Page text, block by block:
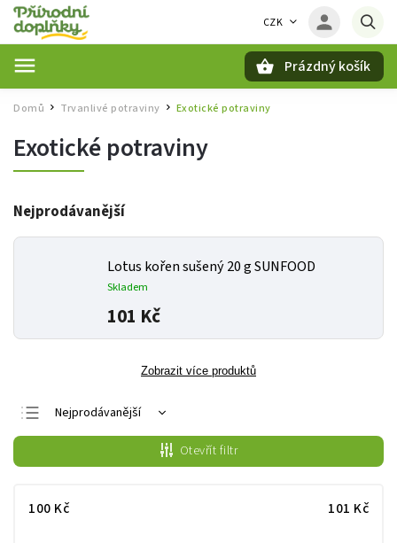
CZK
Prázdný košík
Domů / Trvanlivé potraviny Exotické potraviny
Exotické potraviny
Nejprodávanější
Lotus kořen sušený 20 g SUNFOOD
Skladem
101 Kč
Zobrazit více produktů
Nejprodávanější
Nejlevnější
Nejdražší
Abecedně
Otevřít filtr
100 Kč 101 Kč